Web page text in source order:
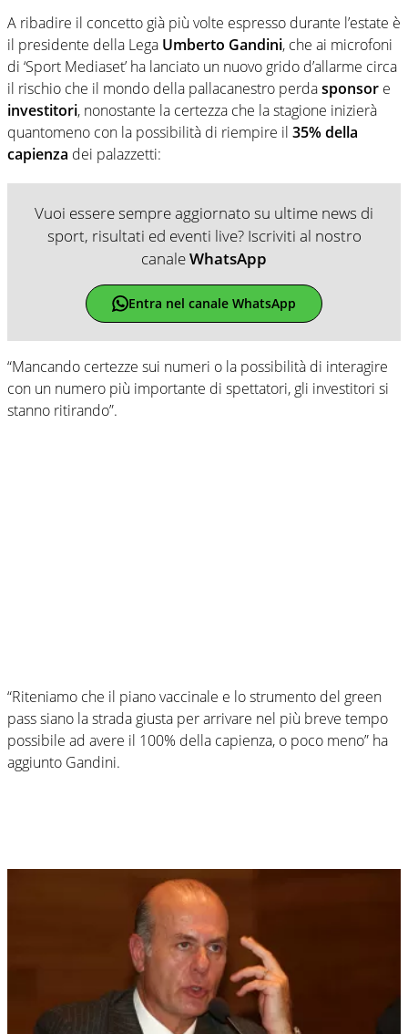
A ribadire il concetto già più volte espresso durante l’estate è
il presidente della Lega Umberto Gandini, che ai microfoni
di ‘Sport Mediaset’ ha lanciato un nuovo grido d’allarme circa
il rischio che il mondo della pallacanestro perdasponsor e
investitori, nonostante la certezza che la stagione inizierà
quantomeno con la possibilità di riempire il 35% della
capienza dei palazzetti:
Vuoi essere sempre aggiornato su ultime news di
sport, risultati ed eventi live? Iscriviti al nostro
canaleWhatsApp
Entra nel canale WhatsApp
“Mancando certezze sui numeri o la possibilità di interagire
con un numero più importante di spettatori, gli investitori si
stanno ritirando”.
“Riteniamo che il piano vaccinale e lo strumento del green
pass siano la strada giusta per arrivare nel più breve tempo
possibile ad avere il 100% della capienza, o poco meno” ha
aggiunto Gandini.